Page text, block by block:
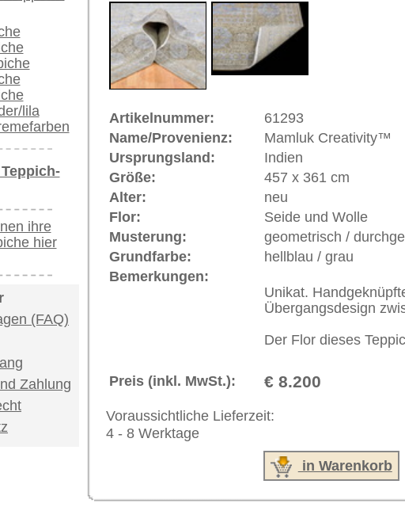
in Warenkorb
Teppiche.tv - große moderne Teppiche | neue und antike Orientteppiche -
riesige Auswahl
Deutschland / Österreich: +49 (0)40 450 4102
USA / Canada: +1 646-688-1335
Impressum| Kontakt